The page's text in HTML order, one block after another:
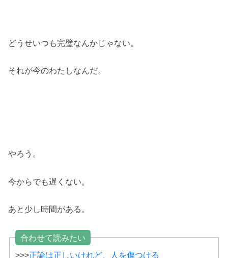
どうせいつも完璧なんかじゃない。
それが今のわたしなんだ。
やろう。
今からでも遅くない。
あと少し時間がある。
合わせて読みたい
>>>正論は正しいけれど、人を傷つける